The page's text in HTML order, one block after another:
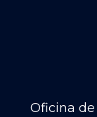
Oficina